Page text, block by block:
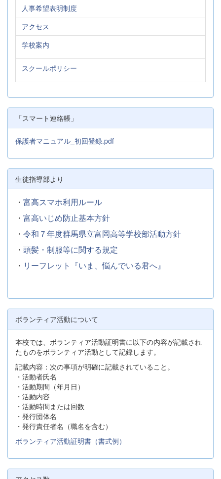
人事希望表明制度
アクセス
学校案内
スクールポリシー
「スマート連絡帳」
保護者マニュアル_初回登録.pdf
生徒指導部より
・ 富高スマホ利用ルール
・ 富高いじめ防止基本方針
・ 令和７年度群馬県立富岡高等学校部活動方針
・ 頭髪・制服等に関する規定
・ リーフレット『いま、悩んでいる君へ』
ボランティア活動について
本校では、ボランティア活動証明書に以下の内容が記載され
たものをボランティア活動として記録します。
記載内容：次の事項が明確に記載されていること。
・活動者氏名
・活動期間（年月日）
・活動内容
・活動時間または回数
・発行団体名
・発行責任者名（職名を含む）
ボランティア活動証明書（書式例）